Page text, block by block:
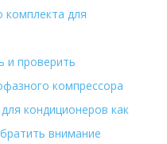
комплекта для
и проверить
компрессора
кондиционеров как
внимание